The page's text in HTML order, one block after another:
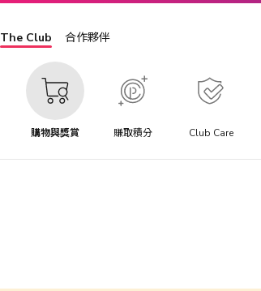
The Club 合作夥伴
購物與獎賞 賺取積分 Club Care